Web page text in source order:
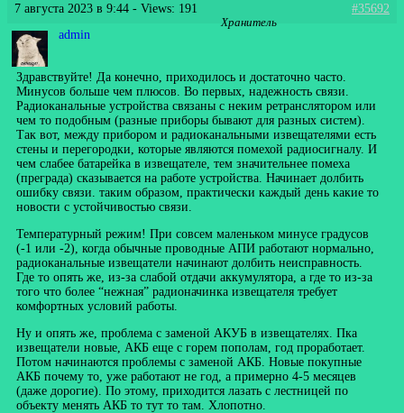
7 августа 2023 в 9:44 - Views: 191
#35692
admin
Хранитель
Здравствуйте! Да конечно, приходилось и достаточно часто.
Минусов больше чем плюсов. Во первых, надежность связи.
Радиоканальные устройства связаны с неким ретранслятором или
чем то подобным (разные приборы бывают для разных систем).
Так вот, между прибором и радиоканальными извещателями есть
стены и перегородки, которые являются помехой радиосигналу. И
чем слабее батарейка в извещателе, тем значительнее помеха
(преграда) сказывается на работе устройства. Начинает долбить
ошибку связи. таким образом, практически каждый день какие то
новости с устойчивостью связи.
Температурный режим! При совсем маленьком минусе градусов
(-1 или -2), когда обычные проводные АПИ работают нормально,
радиоканальные извещатели начинают долбить неисправность.
Где то опять же, из-за слабой отдачи аккумулятора, а где то из-за
того что более “нежная” радионачинка извещателя требует
комфортных условий работы.
Ну и опять же, проблема с заменой АКУБ в извещателях. Пка
извещатели новые, АКБ еще с горем пополам, год проработает.
Потом начинаются проблемы с заменой АКБ. Новые покупные
АКБ почему то, уже работают не год, а примерно 4-5 месяцев
(даже дорогие). По этому, приходится лазать с лестницей по
объекту менять АКБ то тут то там. Хлопотно.